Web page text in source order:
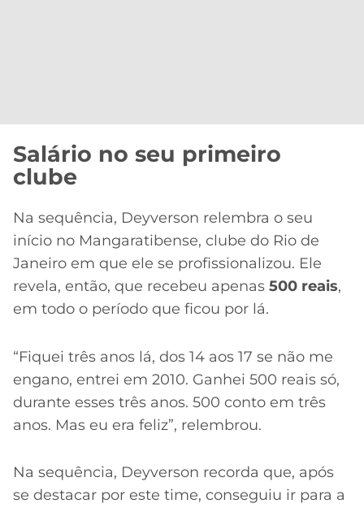
Salário no seu primeiro
clube
Na sequência, Deyverson relembra o seu
início no Mangaratibense, clube do Rio de
Janeiro em que ele se profissionalizou. Ele
revela, então, que recebeu apenas 500 reais,
em todo o período que ficou por lá.
“Fiquei três anos lá, dos 14 aos 17 se não me
engano, entrei em 2010. Ganhei 500 reais só,
durante esses três anos. 500 conto em três
anos. Mas eu era feliz”, relembrou.
Na sequência, Deyverson recorda que, após
se destacar por este time, conseguiu ir para a